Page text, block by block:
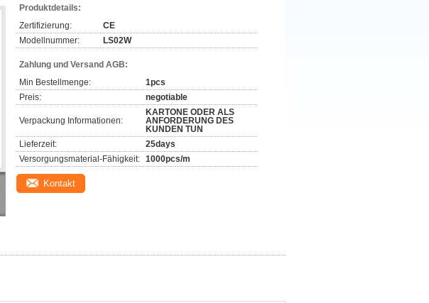
Produktdetails:
Zertifizierung:
CE
Modellnummer:
LS02W
Zahlung und Versand AGB:
Min Bestellmenge:
1pcs
Preis:
negotiable
Verpackung Informationen:
KARTONE ODER ALS
ANFORDERUNG DES
KUNDEN TUN
Lieferzeit:
25days
Versorgungsmaterial-Fähigkeit: 1000pcs/m
Kontakt